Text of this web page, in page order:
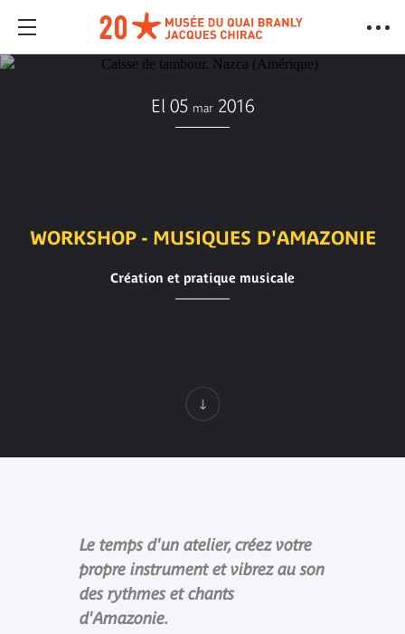
El 05 mar 2016
WORKSHOP - MUSIQUES D'AMAZONIE
Création et pratique musicale
Le temps d'un atelier, créez votre
propre instrument et vibrez au son
des rythmes et chants
d'Amazonie.